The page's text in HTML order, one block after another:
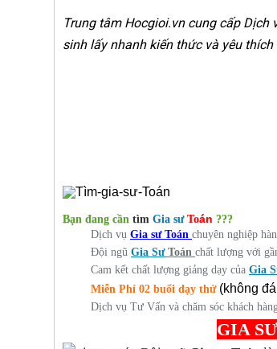
Trung tâm Hocgioi.vn cung cấp Dịch
sinh lấy nhanh kiến thức và yêu
Bạn đang cần tìm Gia sư Toán ???
Dịch vụ Gia sư Toán chuyên nghiệp
Đội ngũ Gia SưToán chất lượng với
Cam kết chất lượng giảng dạy của Gia
Miễn Phí 02 buổi dạy thử (không
Dịch vụ Tư Vấn và chăm sóc khách
GIA